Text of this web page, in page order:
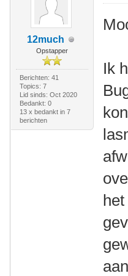
12much
Opstapper
Berichten: 41
Topics: 7
Lid sinds: Oct 2020
Bedankt: 0
13 x bedankt in 7
berichten
Ik